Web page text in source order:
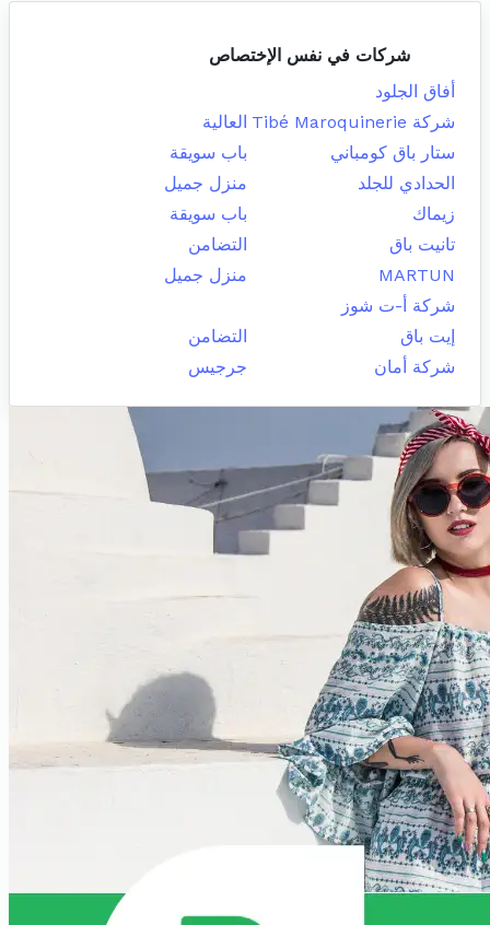
شركات في نفس الإختصاص
أفاق الجلود
شركة Tibé Maroquinerie
العالية
ستار باق كومباني
باب سويقة
الحدادي للجلد
منزل جميل
زيماك
باب سويقة
تانيت باق
التضامن
MARTUN
منزل جميل
شركة أ-ت شوز
إيت باق
التضامن
شركة أمان
جرجيس